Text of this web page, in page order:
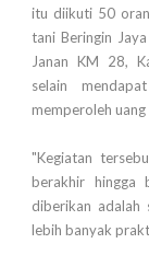
itu diikuti 50
tani Beringin
Janan KM 28,
selain
memperoleh uang
"Kegiatan
berakhir hingga
diberikan adalah
lebih banyak